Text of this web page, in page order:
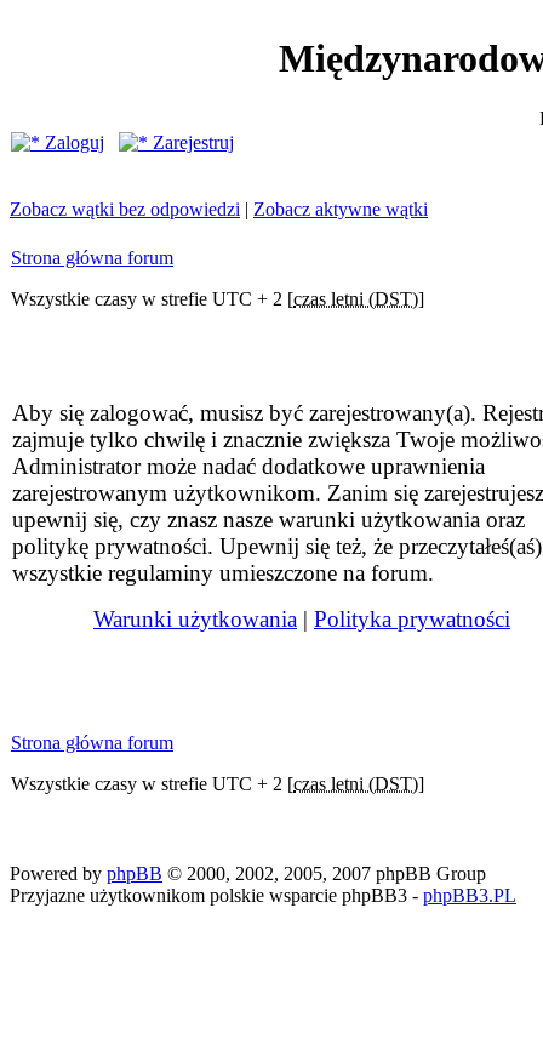
Zaloguj
Zarejestruj
Zobacz wątki bez odpowiedzi | Zobacz aktywne wątki
Strona główna forum
Wszystkie czasy w strefie UTC + 2 [czas letni (DST)]
Aby się zalogować, musisz być zarejestrowany(a).
zajmuje tylko chwilę i znacznie zwiększa Twoje
Administrator może nadać dodatkowe uprawnienia
zarejestrowanym użytkownikom. Zanim się
upewnij się, czy znasz nasze warunki użytkowania oraz
politykę prywatności. Upewnij się też, że przeczytałeś(aś)
wszystkie regulaminy umieszczone na forum.
Warunki użytkowania | Polityka prywatności
Strona główna forum
Wszystkie czasy w strefie UTC + 2 [czas letni (DST)]
Powered by phpBB © 2000, 2002, 2005, 2007 phpBB Group
Przyjazne użytkownikom polskie wsparcie phpBB3 - phpBB3.PL